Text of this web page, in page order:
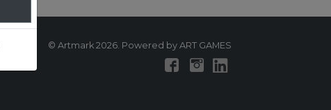
© Artmark 2026. Powered by ART GAMES